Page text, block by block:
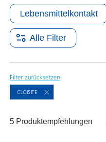
Lebensmittelkontakt
Alle Filter
Filter zurücksetzen
CLOISITE
5 Produktempfehlungen